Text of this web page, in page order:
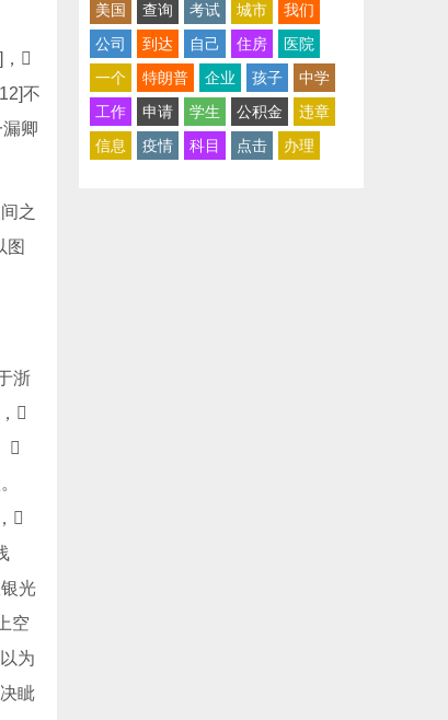

不
卿
之
图
浙



光
空
为
眦
美国
查询 考试 城市
我们
公司
到达 自己 住房
医院
一个
特朗普 企业 孩子
中学
工作
申请 学生 公积金
违章
信息
疫情 科目 点击 办理